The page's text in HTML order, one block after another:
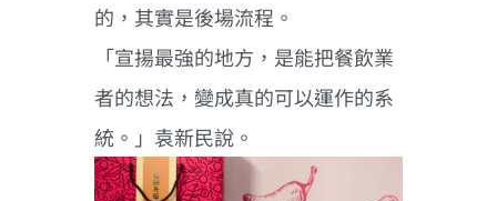
的，其實是後場流程。
「宣揚最強的地方，是能把餐飲業
者的想法，變成真的可以運作的系
統。」袁新民說。